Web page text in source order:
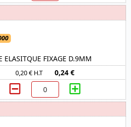
ELASITQUE FIXAGE D.9MM
0,20 € H.T 0,24 €